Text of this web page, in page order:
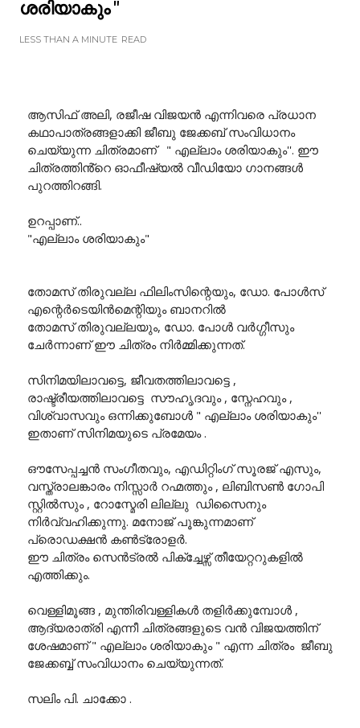
ശരിയാകും "
LESS THAN A MINUTE READ
ആസിഫ് അലി, രജീഷ വിജയൻ എന്നിവരെ പ്രധാന
കഥാപാത്രങ്ങളാക്കി ജീബു ജേക്കബ് സംവിധാനം
ചെയ്യുന്ന ചിത്രമാണ് " എല്ലാം ശരിയാകും''. ഈ
ചിത്രത്തിൻ്റെ ഓഫീഷ്യൽ വീഡിയോ ഗാനങ്ങൾ
പുറത്തിറങ്ങി.
ഉറപ്പാണ്..
"എല്ലാം ശരിയാകും"
തോമസ് തിരുവല്ല ഫിലിംസിന്റെയും, ഡോ. പോൾസ്
എന്റെർടെയിൻമെന്റിയും ബാനറിൽ
തോമസ് തിരുവല്ലയും, ഡോ. പോൾ വർഗ്ഗീസും
ചേർന്നാണ് ഈ ചിത്രം നിർമ്മിക്കുന്നത്.
സിനിമയിലാവട്ടെ, ജീവതത്തിലാവട്ടെ ,
രാഷ്ട്രീയത്തിലാവട്ടെ സൗഹൃദവും , സ്നേഹവും ,
വിശ്വാസവും ഒന്നിക്കുബോൾ " എല്ലാം ശരിയാകും''
ഇതാണ് സിനിമയുടെ പ്രമേയം .
ഔസേപ്പച്ചൻ സംഗീതവും, എഡിറ്റിംഗ് സൂരജ് എസും,
വസ്ത്രാലങ്കാരം നിസ്സാർ റഹ്മത്തും , ലിബിസൺ ഗോപി
സ്റ്റിൽസും , റോസ്മേരി ലില്ലു ഡിസൈനും
നിർവ്വഹിക്കുന്നു. മനോജ് പൂങ്കുന്നമാണ്
പ്രൊഡക്ഷൻ കൺട്രോളർ.
ഈ ചിത്രം സെൻട്രൽ പിക്ച്ചേഴ്സ് തീയേറ്ററുകളിൽ
എത്തിക്കും.
വെള്ളിമൂങ്ങ , മുന്തിരിവള്ളികൾ തളിർക്കുമ്പോൾ ,
ആദ്യരാത്രി എന്നീ ചിത്രങ്ങളുടെ വൻ വിജയത്തിന്
ശേഷമാണ് " എല്ലാം ശരിയാകും " എന്ന ചിത്രം ജീബു
ജേക്കബ്ബ് സംവിധാനം ചെയ്യുന്നത്.
സലിം പി. ചാക്കോ .